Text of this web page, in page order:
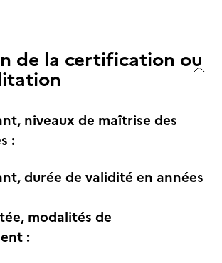
de la certification ou
niveaux de maîtrise des
:
durée de validité en années
modalités de
: